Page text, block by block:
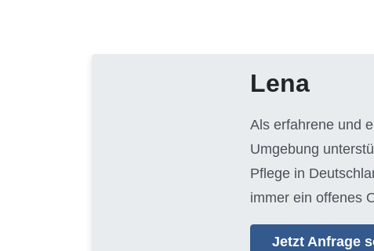
Lena
Als erfahrene und
Umgebung
Pflege in
immer ein offenes
Jetzt Anfrage